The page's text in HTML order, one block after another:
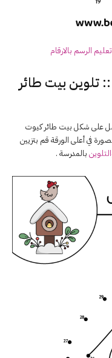
الرسم بالارقام
:: تلوين بيت طائر
على شكل بيت طائر كيوت
في أعلى الورقة قم بتزيين
بالمدرسة .